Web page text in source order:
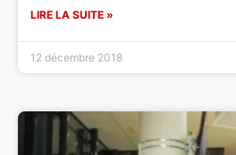
LIRE LA SUITE »
12 décembre 2018